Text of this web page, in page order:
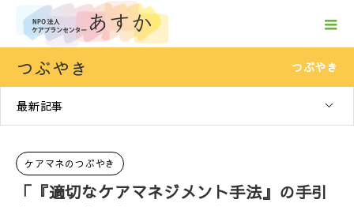
つぶやき つぶやき
最新記事
ケアマネのつぶやき
「『適切なケアマネジメント手法』の手引